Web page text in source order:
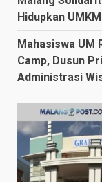
Hidupkan UMKM
Mahasiswa UM
Camp, Dusun
Administrasi